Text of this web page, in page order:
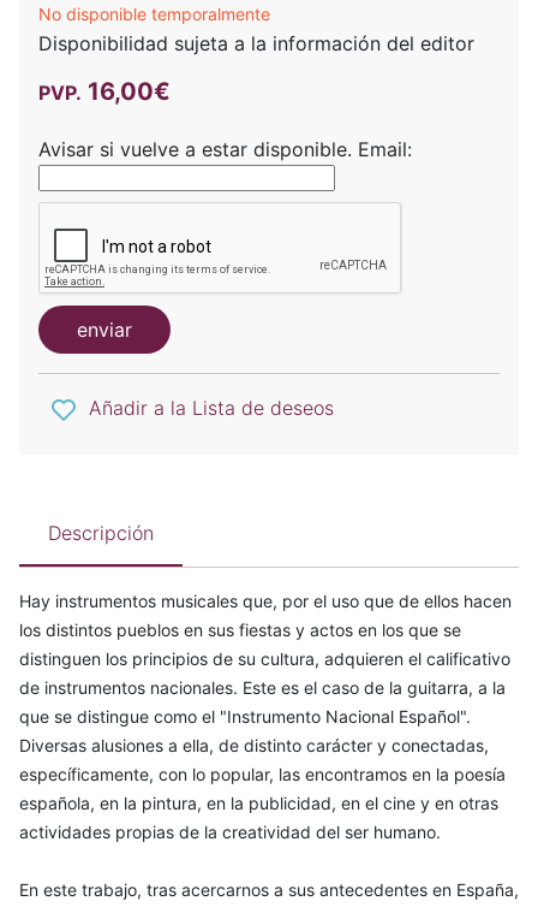
No disponible temporalmente
Disponibilidad sujeta a la información del editor
PVP. 16,00€
Avisar si vuelve a estar disponible. Email:
enviar
Añadir a la Lista de deseos
Descripción
Hay instrumentos musicales que, por el uso que de ellos hacen
los distintos pueblos en sus fiestas y actos en los que se
distinguen los principios de su cultura, adquieren el calificativo
de instrumentos nacionales. Este es el caso de la guitarra, a la
que se distingue como el "Instrumento Nacional Español".
Diversas alusiones a ella, de distinto carácter y conectadas,
específicamente, con lo popular, las encontramos en la poesía
española, en la pintura, en la publicidad, en el cine y en otras
actividades propias de la creatividad del ser humano.
En este trabajo, tras acercarnos a sus antecedentes en España,